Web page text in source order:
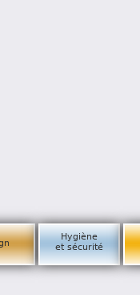
Hygiène
et sécurité